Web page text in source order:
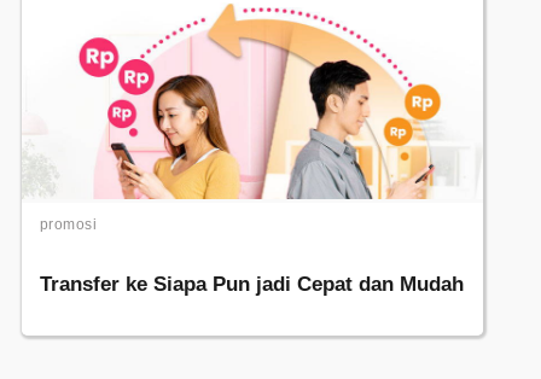
promosi
Transfer ke Siapa Pun jadi Cepat dan Mudah